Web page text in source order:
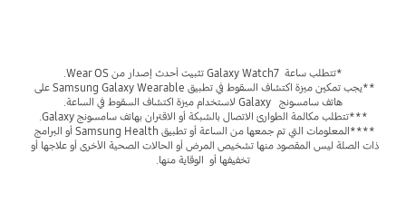
*تتطلب ساعة  Galaxy Watch7 تثبيت أحدث إصدار من Wear OS.
هاتف سامسونج   Galaxy لاستخدام ميزة اكتشاف السقوط في الساعة.
***تتطلب مكالمة الطوارئ الاتصال بالشبكة أو الاقتران بهاتف سامسونج Galaxy.
تخفيفها أو  الوقاية منها.